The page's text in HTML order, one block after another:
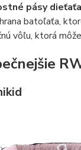
pásy
batoľaťa,
vôľu, ktorá